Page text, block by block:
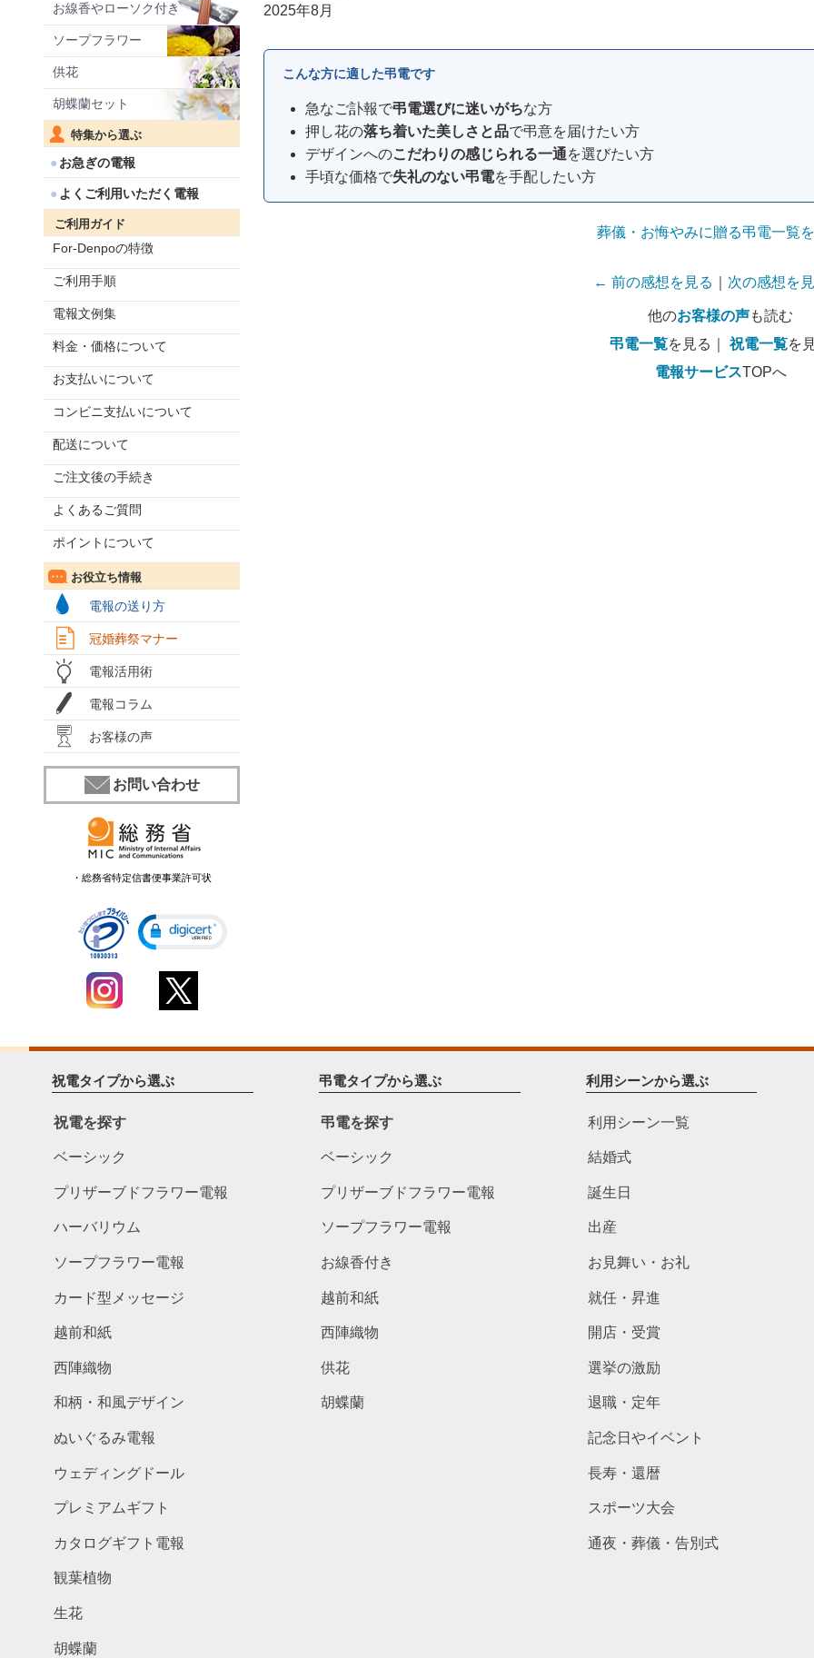
お線香やローソク付き
ソープフラワー
供花
胡蝶蘭セット
特集から選ぶ
お急ぎの電報
よくご利用いただく電報
ご利用ガイド
For-Denpoの特徴
ご利用手順
電報文例集
料金・価格について
お支払いについて
コンビニ支払いについて
配送について
ご注文後の手続き
よくあるご質問
ポイントについて
お役立ち情報
電報の送り方
冠婚葬祭マナー
電報活用術
電報コラム
お客様の声
お問い合わせ
・総務省特定信書便事業許可状
2025年8月
こんな方に適した弔電です
急なご訃報で弔電選びに迷いがちな方
押し花の落ち着いた美しさと品で弔意を届けたい方
デザインへのこだわりの感じられる一通を選びたい方
手頃な価格で失礼のない弔電を手配したい方
葬儀・お悔やみに贈る弔電一覧
← 前の感想を見る 次の感想を
他のお客様の声も読む
弔電一覧を見る｜祝電一覧を
電報サービスTOPへ
祝電タイプから選ぶ
祝電を探す
ベーシック
プリザーブドフラワー電報
ハーバリウム
ソープフラワー電報
カード型メッセージ
越前和紙
西陣織物
和柄・和風デザイン
ぬいぐるみ電報
ウェディングドール
プレミアムギフト
カタログギフト電報
観葉植物
生花
胡蝶蘭
弔電タイプから選ぶ
弔電を探す
ベーシック
プリザーブドフラワー電報
ソープフラワー電報
お線香付き
越前和紙
西陣織物
供花
胡蝶蘭
利用シーンから選ぶ
利用シーン一覧
結婚式
誕生日
出産
お見舞い・お礼
就任・昇進
開店・受賞
選挙の激励
退職・定年
記念日やイベント
長寿・還暦
スポーツ大会
通夜・葬儀・告別式